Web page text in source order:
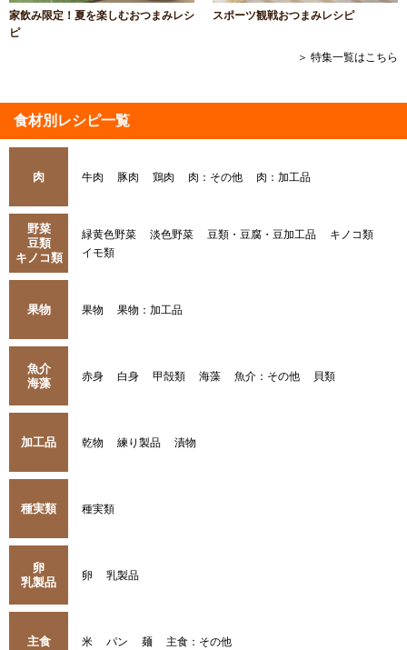
家飲み限定！夏を楽しむおつまみレシ
ピ
スポーツ観戦おつまみレシピ
＞ 特集一覧はこちら
食材別レシピ一覧
肉 牛肉 豚肉 鶏肉 肉：その他 肉：加工品
野菜
豆類
キノコ類
緑黄色野菜 淡色野菜 豆類・豆腐・豆加工品
キノコ類
イモ類
果物 果物 果物：加工品
魚介
海藻
赤身 白身 甲殻類 海藻 魚介：その他 貝類
加工品 乾物 練り製品 漬物
種実類 種実類
卵
乳製品
卵 乳製品
主食 米 パン 麺 主食：その他